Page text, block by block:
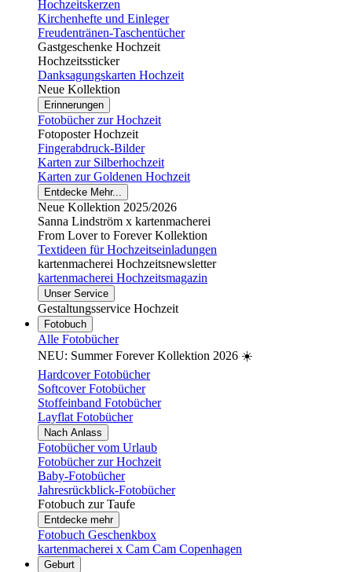
Hochzeitskerzen
Kirchenhefte und Einleger
Freudentränen-Taschentücher
Gastgeschenke Hochzeit
Hochzeitssticker
Danksagungskarten Hochzeit
Neue Kollektion
Erinnerungen
Fotobücher zur Hochzeit
Fotoposter Hochzeit
Fingerabdruck-Bilder
Karten zur Silberhochzeit
Karten zur Goldenen Hochzeit
Entdecke Mehr...
Neue Kollektion 2025/2026
Sanna Lindström x kartenmacherei
From Lover to Forever Kollektion
Textideen für Hochzeitseinladungen
kartenmacherei Hochzeitsnewsletter
kartenmacherei Hochzeitsmagazin
Unser Service
Gestaltungsservice Hochzeit
Fotobuch
Alle Fotobücher
NEU: Summer Forever Kollektion 2026 ☀️
Hardcover Fotobücher
Softcover Fotobücher
Stoffeinband Fotobücher
Layflat Fotobücher
Nach Anlass
Fotobücher vom Urlaub
Fotobücher zur Hochzeit
Baby-Fotobücher
Jahresrückblick-Fotobücher
Fotobuch zur Taufe
Entdecke mehr
Fotobuch Geschenkbox
kartenmacherei x Cam Cam Copenhagen
Geburt